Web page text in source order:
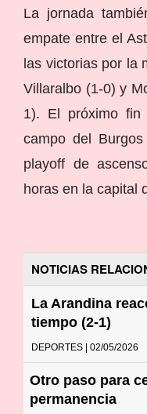
La jornada
empate entre el
las victorias por la
Villaralbo (1-0) y
1). El próximo
campo del
playoff de
horas en la capital
NOTICIAS
La Arandina
tiempo (2-1)
DEPORTES | 02/05/2026
Otro paso para
permanencia